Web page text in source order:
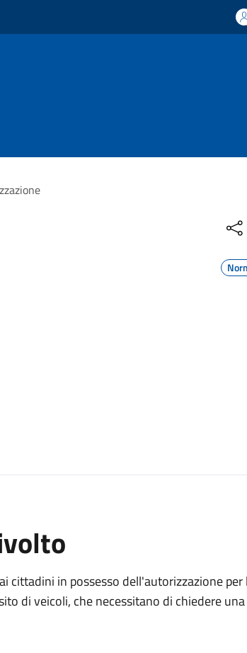
cittadini in possesso dell'autorizzazione
di veicoli, che necessitano di chiedere